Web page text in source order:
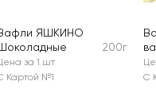
ЯШКИНО
200г
за 1 шт
Картой №1
С